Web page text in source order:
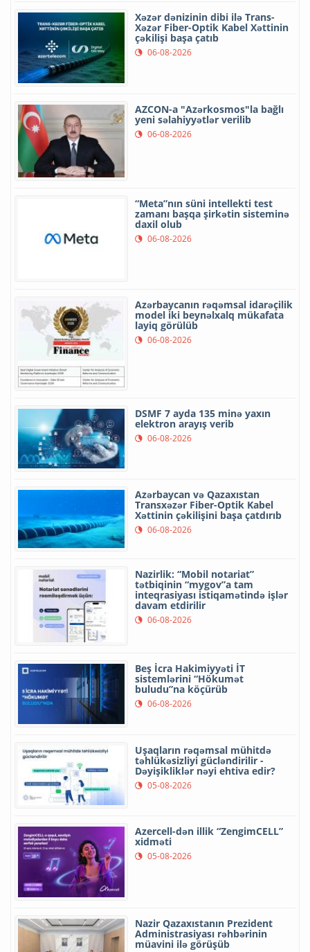
Xəzər dənizinin dibi ilə Trans-
Xəzər Fiber-Optik Kabel Xəttinin
çəkilişi başa çatıb
06-08-2026
AZCON-a "Azərkosmos"la bağlı
yeni səlahiyyətlər verilib
06-08-2026
“Meta”nın süni intellekti test
zamanı başqa şirkətin sisteminə
daxil olub
06-08-2026
Azərbaycanın rəqəmsal idarəçilik
model iki beynəlxalq mükafata
layiq görülüb
06-08-2026
DSMF 7 ayda 135 minə yaxın
elektron arayış verib
06-08-2026
Azərbaycan və Qazaxıstan
Transxəzər Fiber-Optik Kabel
Xəttinin çəkilişini başa çatdırıb
06-08-2026
Nazirlik: “Mobil notariat”
tətbiqinin “mygov”a tam
inteqrasiyası istiqamətində işlər
davam etdirilir
06-08-2026
Beş İcra Hakimiyyəti İT
sistemlərini “Hökumət
buludu”na köçürüb
06-08-2026
Uşaqların rəqəmsal mühitdə
təhlükəsizliyi gücləndirilir -
Dəyişikliklər nəyi ehtiva edir?
05-08-2026
Azercell-dən illik “ZengimCELL”
xidməti
05-08-2026
Nazir Qazaxıstanın Prezident
Administrasiyası rəhbərinin
müavini ilə görüşüb